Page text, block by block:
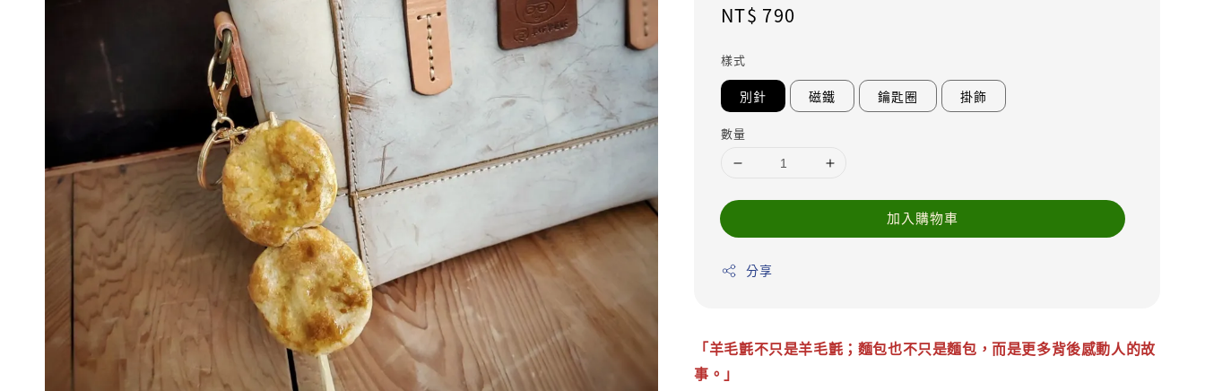
Regular
NT$ 790
樣式
別針 磁鐵 鑰匙圈 掛飾
數量
加入購物車
分享
「羊毛氈不只是羊毛氈；麵包也不只是麵包，而是更多背後感動人的故
事。」